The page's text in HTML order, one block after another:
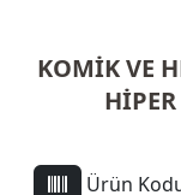
KOMİK VE
Ürün